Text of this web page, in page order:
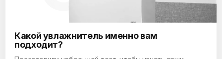
Какой увлажнитель именно вам
подходит?